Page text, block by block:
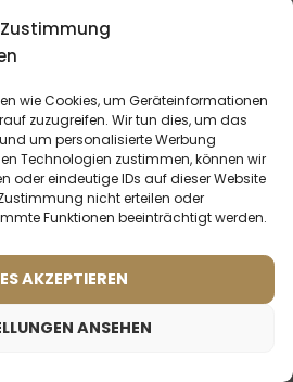
wie Cookies, um Geräteinformationen
zuzugreifen. Wir tun dies, um das
um personalisierte Werbung
Technologien zustimmen, können wir
oder eindeutige IDs auf dieser Website
nicht erteilen oder
Funktionen beeinträchtigt werden.
AKZEPTIEREN
ANSEHEN
Frauenparfum – 914 (100ml)
(2)
Inspiriert von: